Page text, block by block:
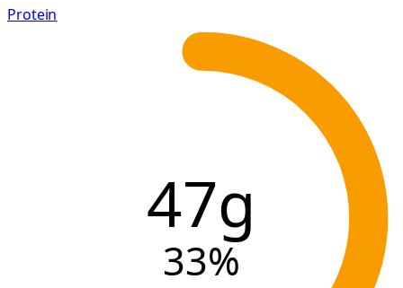
Protein
47g
33%